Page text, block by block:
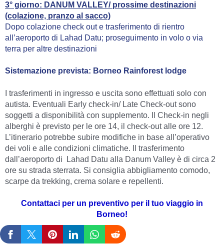
3° giorno: DANUM VALLEY/ prossime destinazioni
(colazione, pranzo al sacco)
Dopo colazione check out e trasferimento di rientro
all’aeroporto di Lahad Datu; proseguimento in volo o via
terra per altre destinazioni
Sistemazione prevista: Borneo Rainforest lodge
I trasferimenti in ingresso e uscita sono effettuati solo con
autista. Eventuali Early check-in/ Late Check-out sono
soggetti a disponibilità con supplemento. Il Check-in negli
alberghi è previsto per le ore 14, il check-out alle ore 12.
L’itinerario potrebbe subire modifiche in base all’operativo
dei voli e alle condizioni climatiche. Il trasferimento
dall’aeroporto di Lahad Datu alla Danum Valley è di circa 2
ore su strada sterrata. Si consiglia abbigliamento comodo,
scarpe da trekking, crema solare e repellenti.
Contattaci per un preventivo per il tuo viaggio in
Borneo!